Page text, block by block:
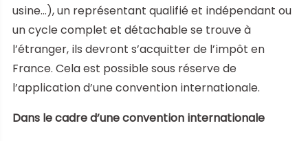
usine…), un représentant qualifié et indépendant ou
un cycle complet et détachable se trouve à
l’étranger, ils devront s’acquitter de l’impôt en
France. Cela est possible sous réserve de
l’application d’une convention internationale.
Dans le cadre d’une convention internationale